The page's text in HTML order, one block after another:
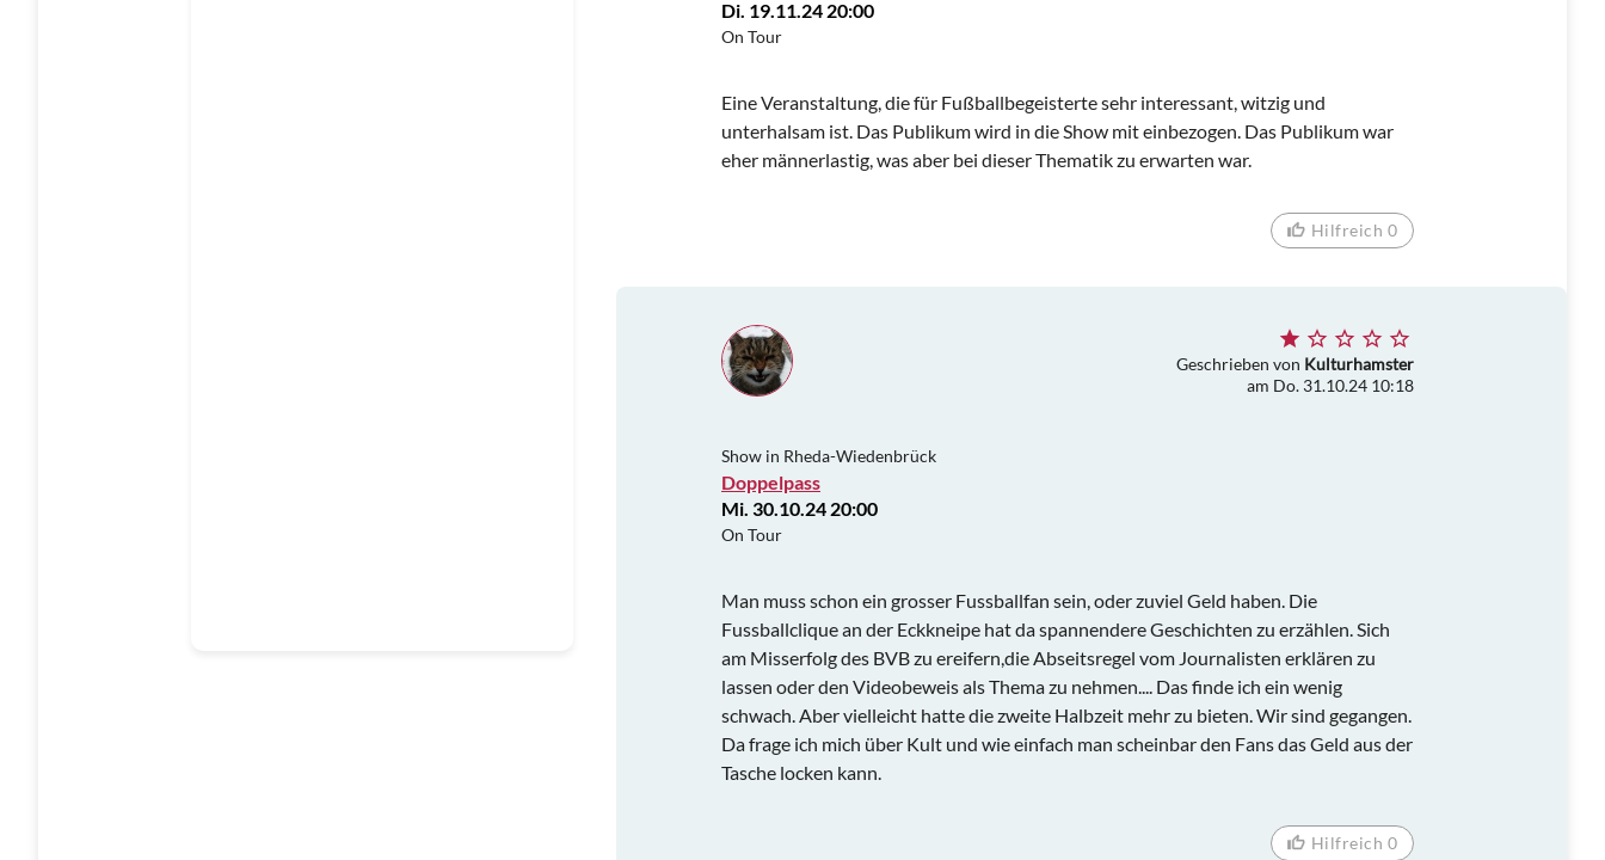
Di. 19.11.24 20:00
On Tour
Eine Veranstaltung, die für Fußballbegeisterte sehr interessant, witzig und
unterhalsam ist. Das Publikum wird in die Show mit einbezogen. Das Publikum war
eher männerlastig, was aber bei dieser Thematik zu erwarten war.
Hilfreich 0
Geschrieben von Kulturhamster
am Do. 31.10.24 10:18
Show in Rheda-Wiedenbrück
Doppelpass
Mi. 30.10.24 20:00
On Tour
Man muss schon ein grosser Fussballfan sein, oder zuviel Geld haben. Die
Fussballclique an der Eckkneipe hat da spannendere Geschichten zu erzählen. Sich
am Misserfolg des BVB zu ereifern,die Abseitsregel vom Journalisten erklären zu
lassen oder den Videobeweis als Thema zu nehmen.... Das finde ich ein wenig
schwach. Aber vielleicht hatte die zweite Halbzeit mehr zu bieten. Wir sind gegangen.
Da frage ich mich über Kult und wie einfach man scheinbar den Fans das Geld aus der
Tasche locken kann.
Hilfreich 0